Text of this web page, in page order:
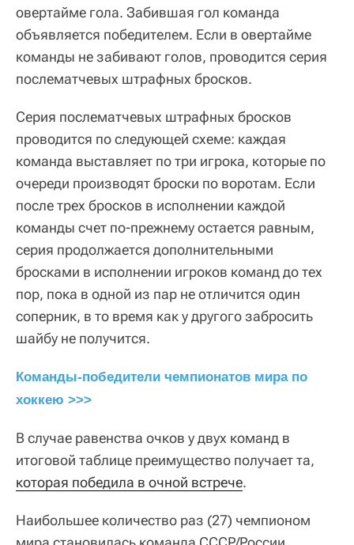
овертайме гола. Забившая гол команда
объявляется победителем. Если в овертайме
команды не забивают голов, проводится серия
послематчевых штрафных бросков.
Серия послематчевых штрафных бросков
проводится по следующей схеме: каждая
команда выставляет по три игрока, которые по
очереди производят броски по воротам. Если
после трех бросков в исполнении каждой
команды счет по-прежнему остается равным,
серия продолжается дополнительными
бросками в исполнении игроков команд до тех
пор, пока в одной из пар не отличится один
соперник, в то время как у другого забросить
шайбу не получится.
Команды-победители чемпионатов мира по
хоккею >>>
В случае равенства очков у двух команд в
итоговой таблице преимущество получает та,
которая победила в очной встрече.
Наибольшее количество раз (27) чемпионом